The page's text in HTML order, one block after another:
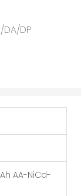
DP
AA-NiCd-